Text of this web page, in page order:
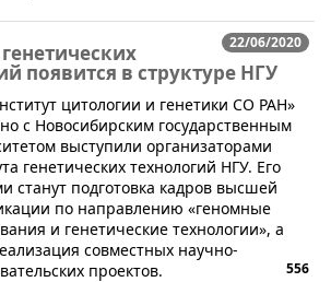
22/06/2020
появится в структуре НГУ
цитологии и генетики СО РАН»
с Новосибирским государственным
выступили организаторами
генетических технологий НГУ. Его
станут подготовка кадров высшей
по направлению «геномные
и генетические технологии», а
совместных научно-
проектов.
556